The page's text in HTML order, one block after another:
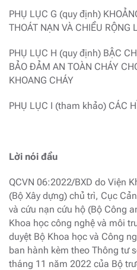
PHỤ LỤC G (quy định)
THOÁT NẠN VÀ CHIỀU RỘNG
PHỤ LỤC H (quy định) BẬC
BẢO ĐẢM AN TOÀN CHÁY
KHOANG CHÁY
PHỤ LỤC I (tham khảo) CÁC
Lời nói đầu
QCVN 06:2022/BXD do Viện
(Bộ Xây dựng) chủ trì, Cục
và cứu nạn cứu hộ (Bộ Công
Khoa học công nghệ và môi
duyệt Bộ Khoa học và Công
ban hành kèm theo Thông tư
tháng 11 năm 2022 của Bộ